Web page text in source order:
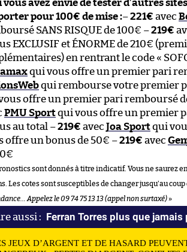
vous avez envie de tester d’autres
pour 100€ de mise :–221€ avec
SANS RISQUE de 100€ –219€
EXCLUSIF et ÉNORME de 210€
en rentrant le code «
qui vous offre un premier pari
qui rembourse votre premier
offre un premier pari remboursé
PMU Sportqui vous offre un premier
au total –219€ avec Joa Sportqui
offre un bonus de 50€ –219€ avec
sont donnés à titre indicatif. Vous ne saurez
Les cotes sont susceptibles de changer jusqu’au coup
Appelez le 09 74 75 13 13 (appel non surtaxé)»
Ferran Torres plus que jamais
JEUX D’ARGENT ET DE HASARD